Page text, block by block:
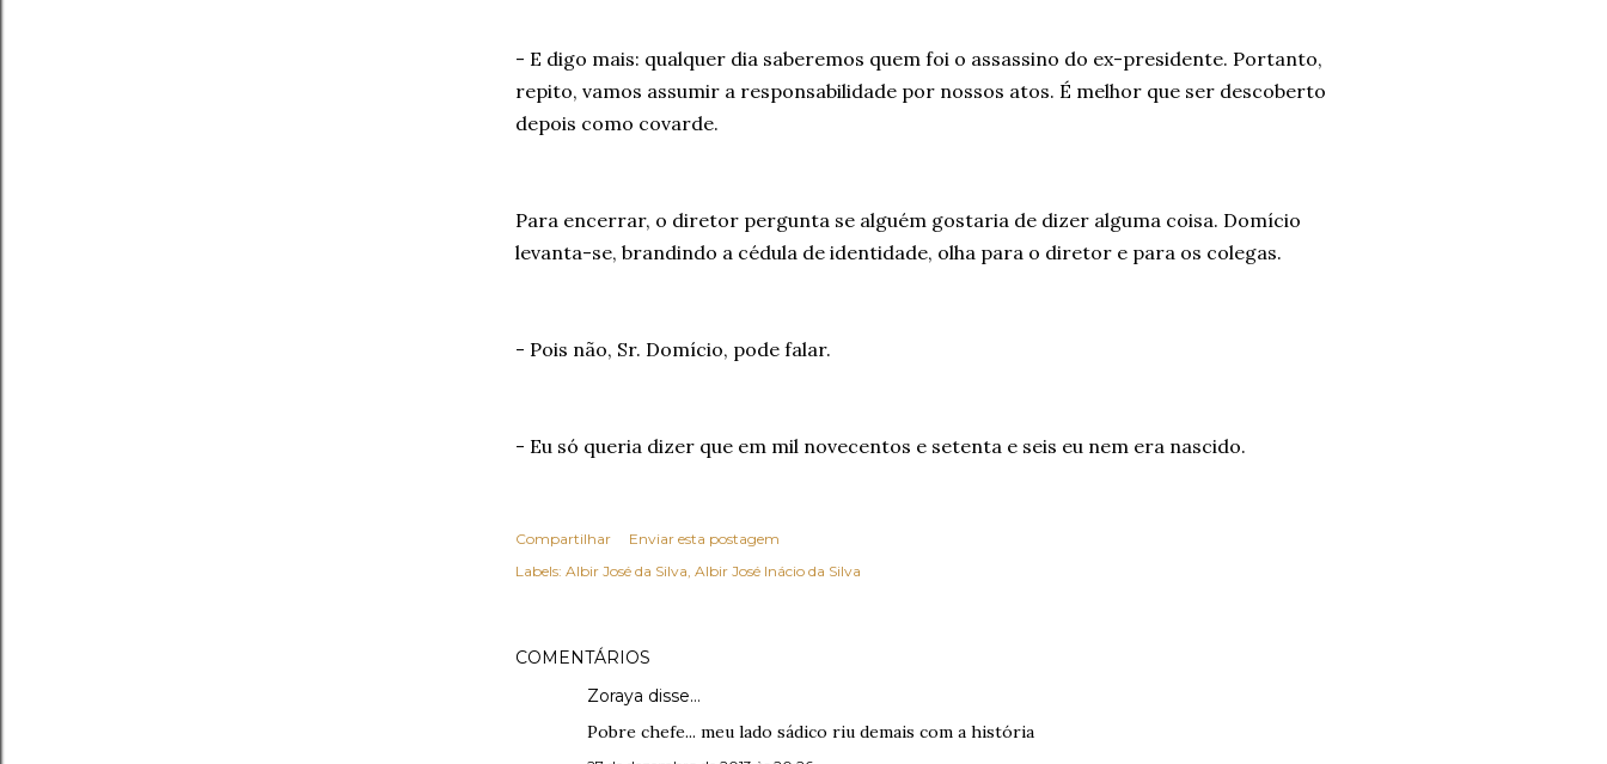
- E digo mais: qualquer dia saberemos quem foi o assassino do ex-presidente. Portanto,
repito, vamos assumir a responsabilidade por nossos atos. É melhor que ser descoberto
depois como covarde.
Para encerrar, o diretor pergunta se alguém gostaria de dizer alguma coisa. Domício
levanta-se, brandindo a cédula de identidade, olha para o diretor e para os colegas.
- Pois não, Sr. Domício, pode falar.
- Eu só queria dizer que em mil novecentos e setenta e seis eu nem era nascido.
Compartilhar
Enviar esta postagem
Labels: Albir José da Silva Albir José Inácio da Silva
COMENTÁRIOS
Zoraya disse…
Pobre chefe... meu lado sádico riu demais com a história